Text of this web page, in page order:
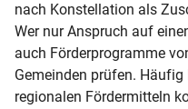
nach Konstellation als
Wer nur Anspruch auf
auch Förderprogramme
Gemeinden prüfen.
regionalen Fördermitteln